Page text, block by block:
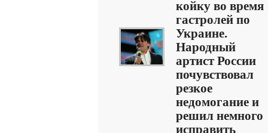
койку во время
гастролей по
Украине.
Народный
артист России
почувствовал
резкое
недомогание и
решил немного
исправить